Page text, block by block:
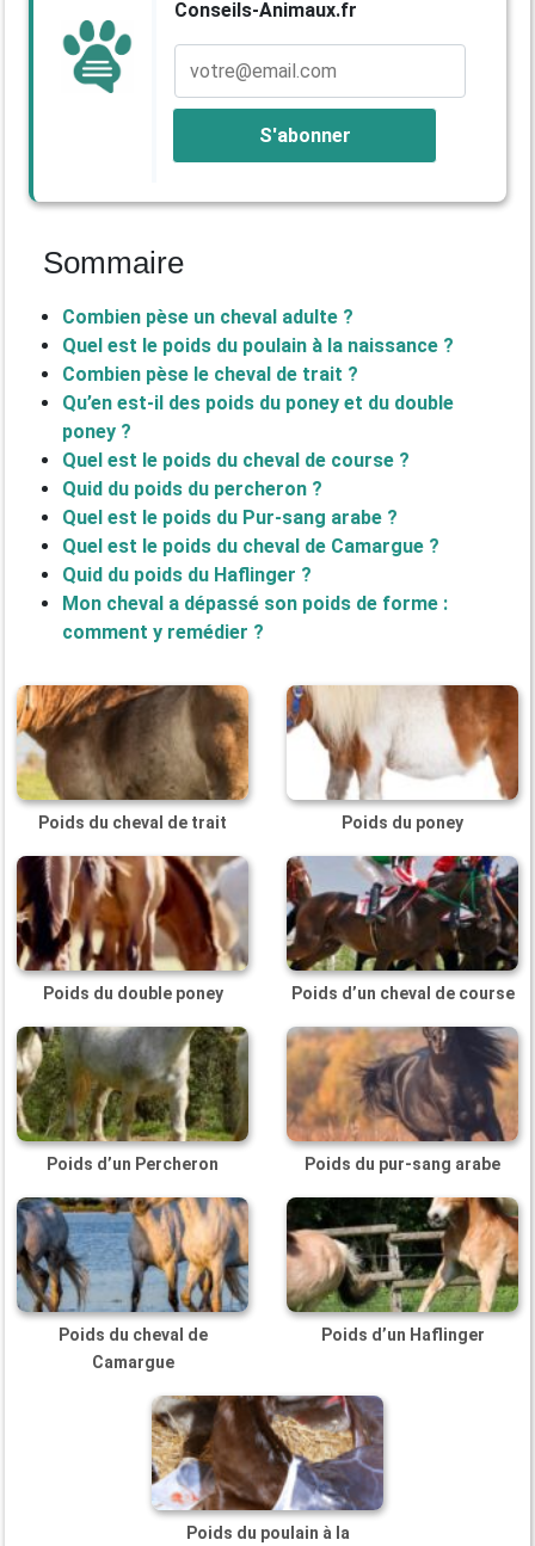
Conseils-Animaux.fr
Sommaire
Combien pèse un cheval adulte ?
Quel est le poids du poulain à la naissance ?
Combien pèse le cheval de trait ?
Qu’en est-il des poids du poney et du double
poney ?
Quel est le poids du cheval de course ?
Quid du poids du percheron ?
Quel est le poids du Pur-sang arabe ?
Quel est le poids du cheval de Camargue ?
Quid du poids du Haflinger ?
Mon cheval a dépassé son poids de forme :
comment y remédier ?
Poids du cheval de trait Poids du poney
Poids du double poney Poids d’un cheval de course
Poids d’un Percheron Poids du pur-sang arabe
Poids du cheval de
Camargue
Poids d’un Haflinger
Poids du poulain à la